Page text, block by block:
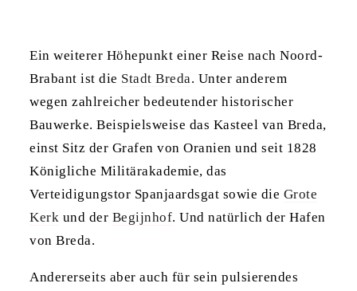
Ein weiterer Höhepunkt einer Reise nach Noord-
Brabant ist die Stadt Breda. Unter anderem
wegen zahlreicher bedeutender historischer
Bauwerke. Beispielsweise das Kasteel van Breda,
einst Sitz der Grafen von Oranien und seit 1828
Königliche Militärakademie, das
Verteidigungstor Spanjaardsgat sowie die Grote
Kerk und der Begijnhof. Und natürlich der Hafen
von Breda.
Andererseits aber auch für sein pulsierendes